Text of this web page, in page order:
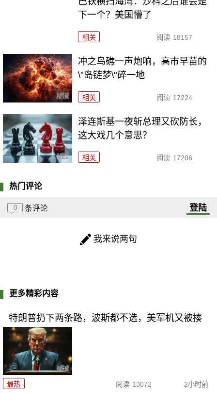
下一个？美国懵了
相关 阅读 18157
冲之鸟礁一声炮响，高市早苗的
\"岛链梦\"碎一地
相关 阅读 17224
泽连斯基一夜斩总理又砍防长，
这大戏几个意思？
相关 阅读 17206
热门评论
0 条评论 登陆
我来说两句
更多精彩内容
特朗普扔下两条路，波斯都不选，美军机又被揍
最热 阅读 13072 2小时前